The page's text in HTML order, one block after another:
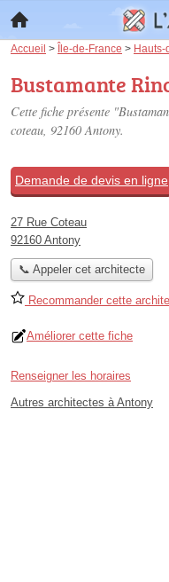
Accueil > Île-de-France > Hauts-
Bustamante
Cette fiche présente
coteau, 92160 Antony.
Demande de devis en ligne
27 Rue Coteau
92160 Antony
📞 Appeler cet architecte
Recommander cette
Améliorer cette fiche
Renseigner les horaires
Autres architectes à Antony